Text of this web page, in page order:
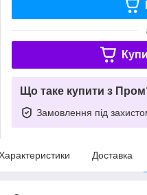
Що таке купити з
Замовлення під
Доставка